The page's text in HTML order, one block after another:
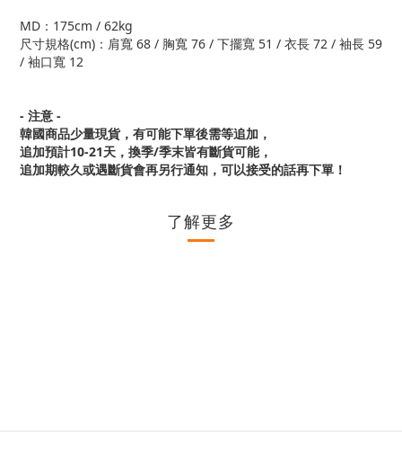
MD：175cm / 62kg
尺寸規格(cm)：肩寬 68 / 胸寬 76 / 下擺寬 51 / 衣長 72 / 袖長 59
/ 袖口寬 12
- 注意 -
韓國商品少量現貨， 有可能下單後需等追加，
追加預計10-21天，換季/季末皆有斷貨可能，
追加期較久或遇斷貨會再另行通知，可以接受的話再下單！
了解更多